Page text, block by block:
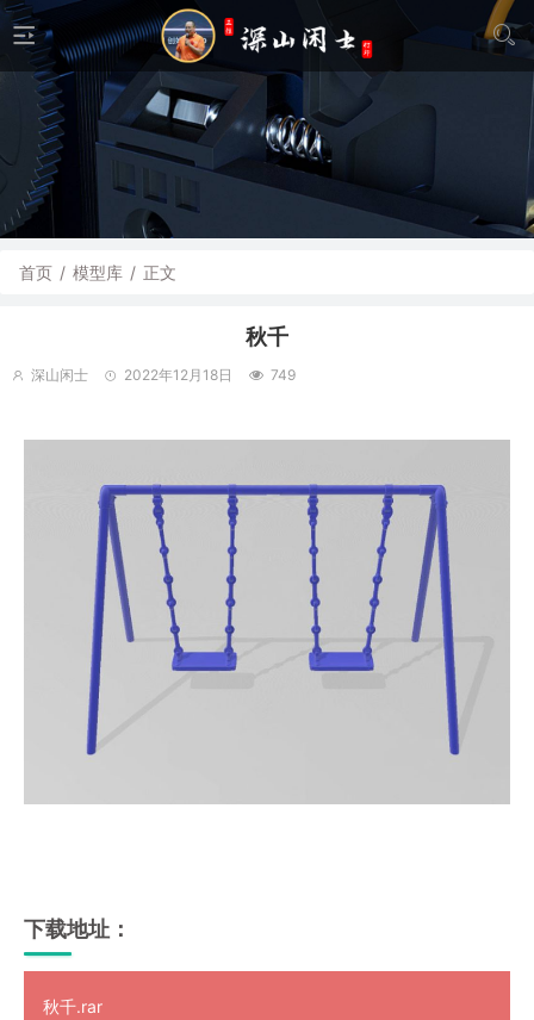
首页 / 模型库 / 正文
秋千
深山闲士 2022年12月18日 749
下载地址：
秋千.rar